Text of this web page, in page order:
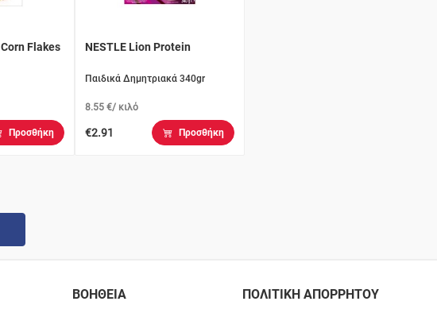
Flakes
Προσθήκη
NESTLE Lion Protein
Παιδικά Δημητριακά 340gr
8.55 €/ κιλό
€2.91 Προσθήκη
ΒΟΗΘΕΙΑ ΠΟΛΙΤΙΚΗ ΑΠΟΡΡΗΤΟΥ